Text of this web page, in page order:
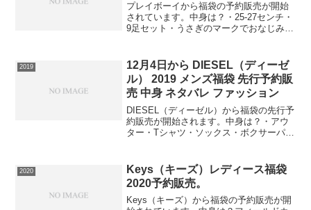
プレイボーイから福袋の予約販売が開始
されています。中身は？・25-27センチ・
9足セット・うさぎのマークでおなじみの
福袋の在庫確認をしてみる必ず手に入れ
たい人は...
2019
12月4日から DIESEL（ディーゼ
ル） 2019 メンズ福袋 先行予約販
売 中身 ネタバレ ファッション
DIESEL（ディーゼル）から福袋の先行予
約販売が開始されます。中身は？・アウ
ター・Tシャツ・ソックス・ボクサーパン
（現段階で全サイズ残り僅かです）完全
数量限定販売で...
2020
Keys（キーズ）レディース福袋
2020予約販売。
Keys（キーズ）から福袋の予約販売が開